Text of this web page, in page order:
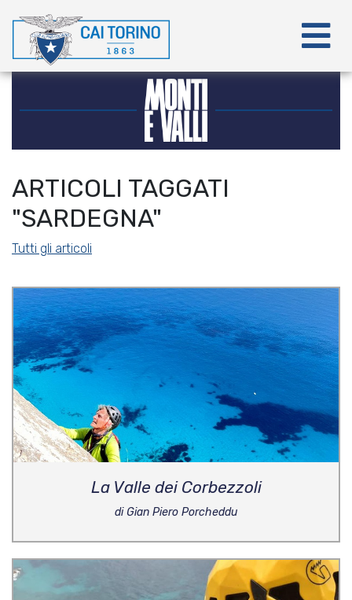
ARTICOLI TAGGATI
"SARDEGNA"
Tutti gli articoli
La Valle dei Corbezzoli
di Gian Piero Porcheddu